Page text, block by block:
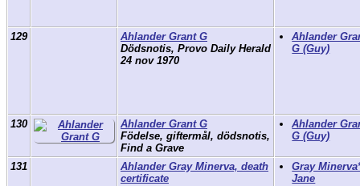
129
Ahlander Grant G
Dödsnotis, Provo Daily Herald
24 nov 1970
Ahlander
G (Guy)
130
Ahlander Grant G
Födelse, giftermål, dödsnotis,
Find a Grave
Ahlander
G (Guy)
131
Ahlander Gray Minerva, death
certificate
Gray
Jane